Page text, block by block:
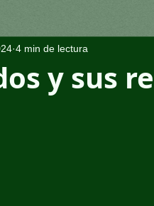
y sus
4 min de lectura